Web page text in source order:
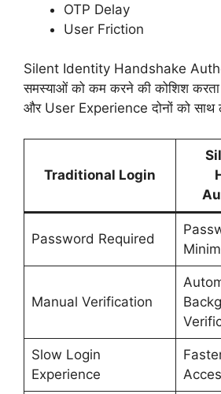
OTP Delay
User Friction
Silent Identity Handshake
समस्याओं को कम करने की कोशिश
और User Experience दोनों को साथ
Traditional Login
Password Required
Manual Verification
Slow Login
Experience